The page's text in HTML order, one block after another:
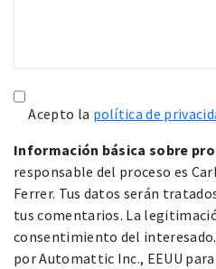
Acepto la política de
Información básica sobre
responsable del proceso es
Ferrer. Tus datos serán
tus comentarios. La
consentimiento del
por Automattic Inc., EEUU